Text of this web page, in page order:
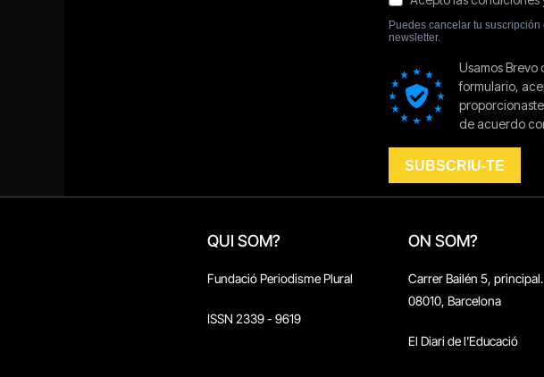
QUI SOM?
Fundació Periodisme Plural
ISSN 2339 - 9619
ON SOM?
Carrer Bailén 5, principal.
08010, Barcelona
El Diari de l'Educació